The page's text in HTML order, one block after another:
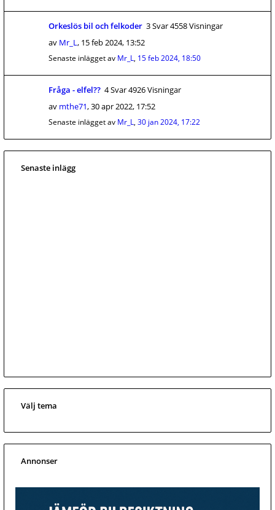
Orkeslös bil och felkoder 3 Svar 4558 Visningar
av Mr_L, 15 feb 2024, 13:52
Senaste inlägget av Mr_L, 15 feb 2024, 18:50
Fråga - elfel?? 4 Svar 4926 Visningar
av mthe71,30 apr 2022, 17:52
Senaste inlägget av Mr_L, 30 jan 2024, 17:22
Senaste inlägg
Välj tema
Annonser